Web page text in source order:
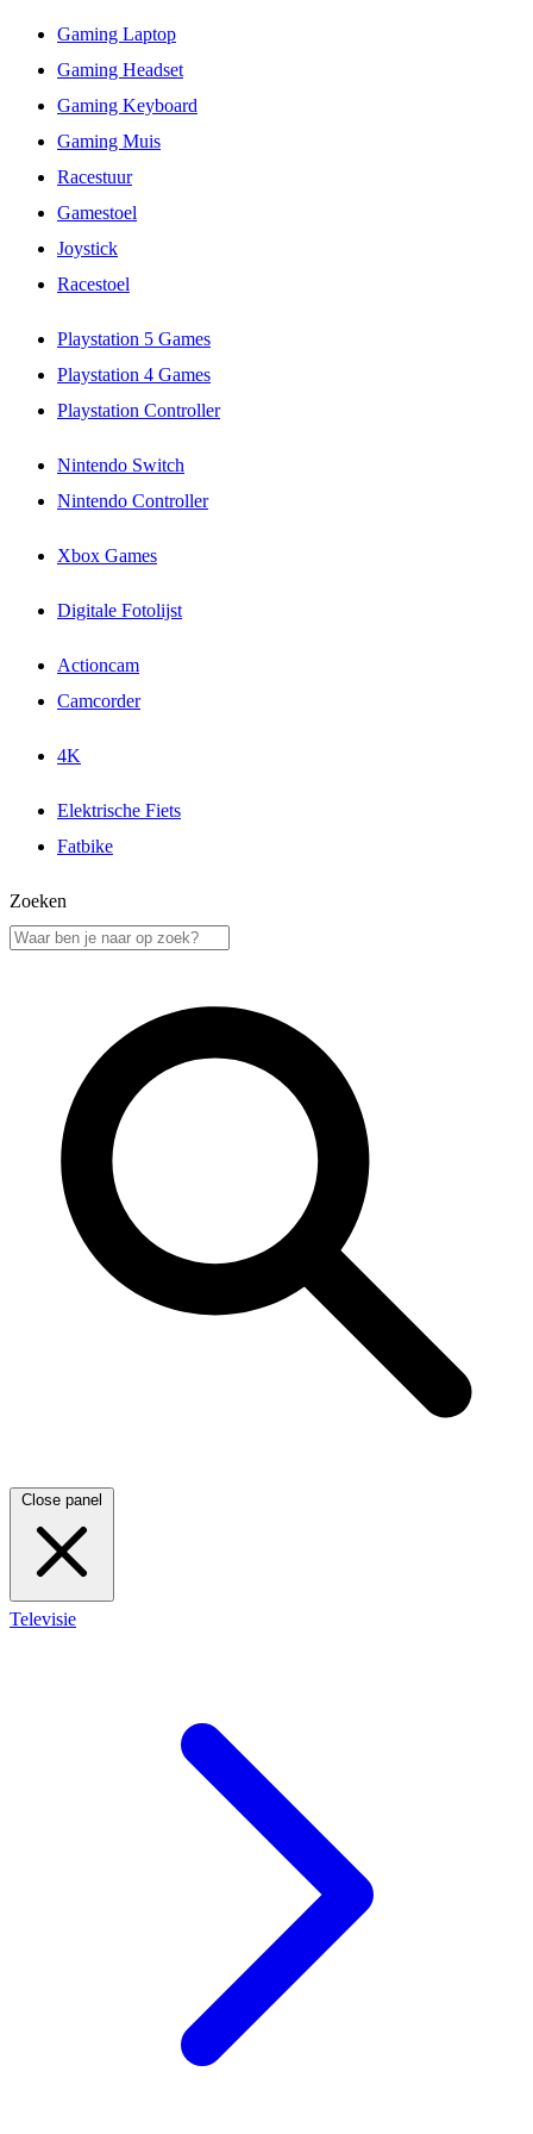
Gaming Laptop
Gaming Headset
Gaming Keyboard
Gaming Muis
Racestuur
Gamestoel
Joystick
Racestoel
Playstation 5 Games
Playstation 4 Games
Playstation Controller
Nintendo Switch
Nintendo Controller
Xbox Games
Digitale Fotolijst
Actioncam
Camcorder
4K
Elektrische Fiets
Fatbike
Zoeken
Close panel
Televisie